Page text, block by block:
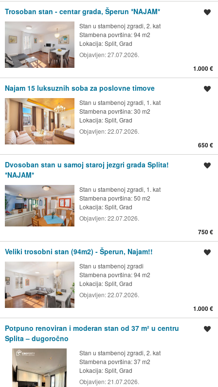
Trosoban stan - centar grada, Šperun *NAJAM*
Stan u stambenoj zgradi, 2. kat
Stambena površina: 94 m2
Lokacija:Split, Grad
Objavljen:27.07.2026.
1.000 €
Najam 15 luksuznih soba za poslovne timove
Stan u stambenoj zgradi, 1. kat
Stambena površina: 30 m2
Lokacija:Split, Grad
Objavljen:22.07.2026.
650 €
Dvosoban stan u samoj staroj jezgri grada Splita!
*NAJAM*
Stan u stambenoj zgradi, 1. kat
Stambena površina: 50 m2
Lokacija:Split, Grad
Objavljen:22.07.2026.
750 €
Veliki trosobni stan (94m2) - Šperun, Najam!!
Stan u stambenoj zgradi
Stambena površina: 94 m2
Lokacija:Split, Grad
Objavljen:22.07.2026.
1.000 €
Potpuno renoviran i moderan stan od 37 m² u centru
Splita – dugoročno
Stan u stambenoj zgradi, 2. kat
Stambena površina: 37 m2
Lokacija:Split, Grad
Objavljen:21.07.2026.